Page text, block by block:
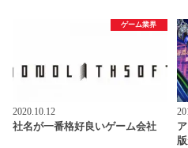
ゲーム業界
2020.10.12
社名が一番格好良いゲーム会社